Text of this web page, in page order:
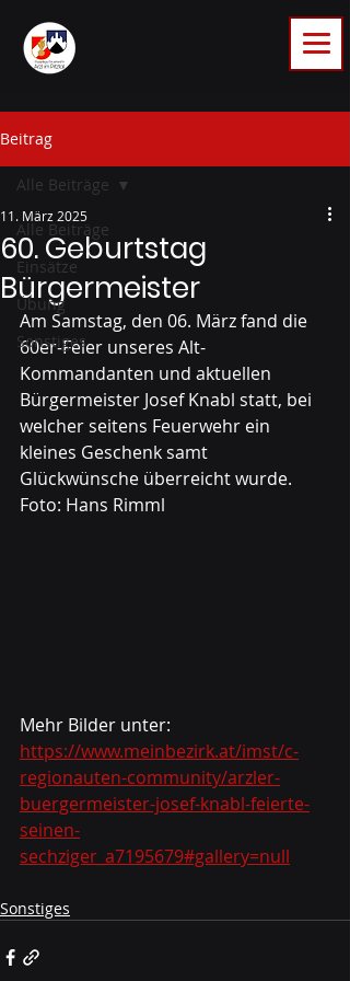
Beitrag
Alle Beiträge
Einsätze
Übung
Sonstiges
Alle Beiträge
60. Geburtstag
Bürgermeister
11. März 2025
Am Samstag, den 06. März fand die
60er-Feier unseres Alt-
Kommandanten und aktuellen
Bürgermeister Josef Knabl statt, bei
welcher seitens Feuerwehr ein
kleines Geschenk samt
Glückwünsche überreicht wurde.
Foto: Hans Rimml
Mehr Bilder unter:
https://www.meinbezirk.at/imst/c-
regionauten-community/arzler-
buergermeister-josef-knabl-feierte-
seinen-
sechziger_a7195679#gallery=null
Sonstiges